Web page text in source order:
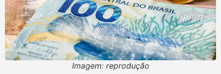
Imagem: reprodução